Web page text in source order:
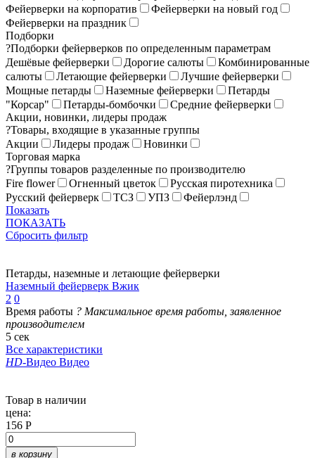
Фейерверки на корпоратив
Фейерверки на новый год
Фейерверки на праздник
Подборки
?Подборки фейерверков по определенным параметрам
Дешёвые фейерверки
Дорогие салюты
Комбинированные
салюты
Летающие фейерверки
Лучшие фейерверки
Мощные петарды
Наземные фейерверки
Петарды
"Корсар"
Петарды-бомбочки
Средние фейерверки
Акции, новинки, лидеры продаж
?Товары, входящие в указанные группы
Акции
Лидеры продаж
Новинки
Торговая марка
?Группы товаров разделенные по производителю
Fire flower
Огненный цветок
Русская пиротехника
Русский фейерверк
ТСЗ УПЗ
Фейерлэнд
Показать
ПОКАЗАТЬ
Сбросить фильтр
Петарды, наземные и летающие фейерверки
Наземный фейерверк Вжик
2 0
Время работы ? Максимальное время работы, заявленное
производителем
5 сек
Все характеристики
HD-Видео Видео
Товар в наличии
цена:
156 Р
в корзину